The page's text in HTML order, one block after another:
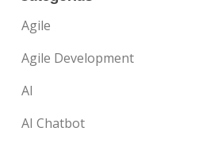
Agile
Agile Development
AI
AI Chatbot